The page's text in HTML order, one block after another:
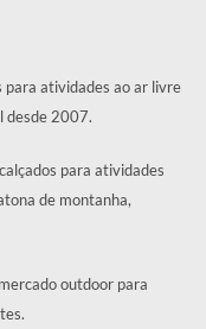
para atividades ao ar livre
desde 2007.
para atividades
de montanha,
outdoor para